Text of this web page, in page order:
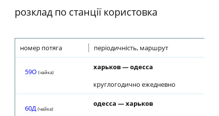
розклад по станції користовка
номер потяга періодичність, маршрут
59О (чайка)
харьков — одесса
круглогодично ежедневно
60Д (чайка)
одесса — харьков